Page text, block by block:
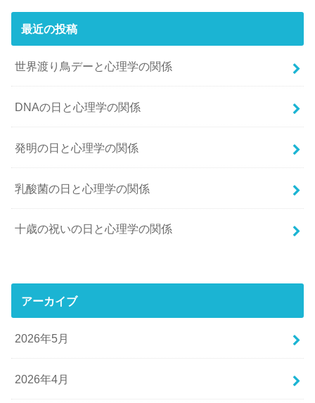
最近の投稿
世界渡り鳥デーと心理学の関係
DNAの日と心理学の関係
発明の日と心理学の関係
乳酸菌の日と心理学の関係
十歳の祝いの日と心理学の関係
アーカイブ
2026年5月
2026年4月